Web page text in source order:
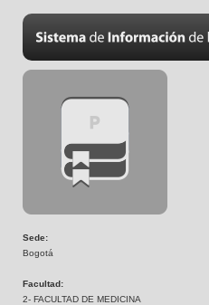
Sede:
Bogotá
Facultad:
2- FACULTAD DE MEDICINA